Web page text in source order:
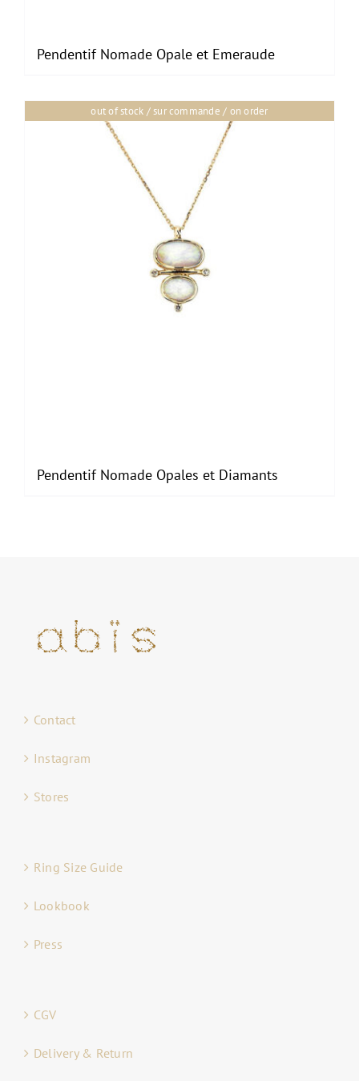
Pendentif Nomade Opale et Emeraude
out of stock / sur commande / on order
Pendentif Nomade Opales et Diamants
Contact
Instagram
Stores
Ring Size Guide
Lookbook
Press
CGV
Delivery & Return